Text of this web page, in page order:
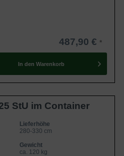
487,90 €
In den Warenkorb
StU im Container
Lieferhöhe
280-330 cm
Gewicht
ca. 120 kg